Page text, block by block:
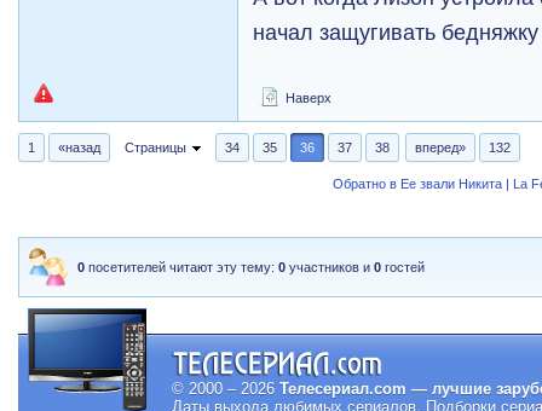
начал защугивать
Наверх
1 «назад Страницы 34 35 36 37 38 вперед» 132
Обратно в Ее звали Никита | La
0 посетителей читают эту тему:0 участников и0 гостей
© 2000 – 2026 Телесериал.com — лучшие
Даты выхода любимых сериалов. Подборки